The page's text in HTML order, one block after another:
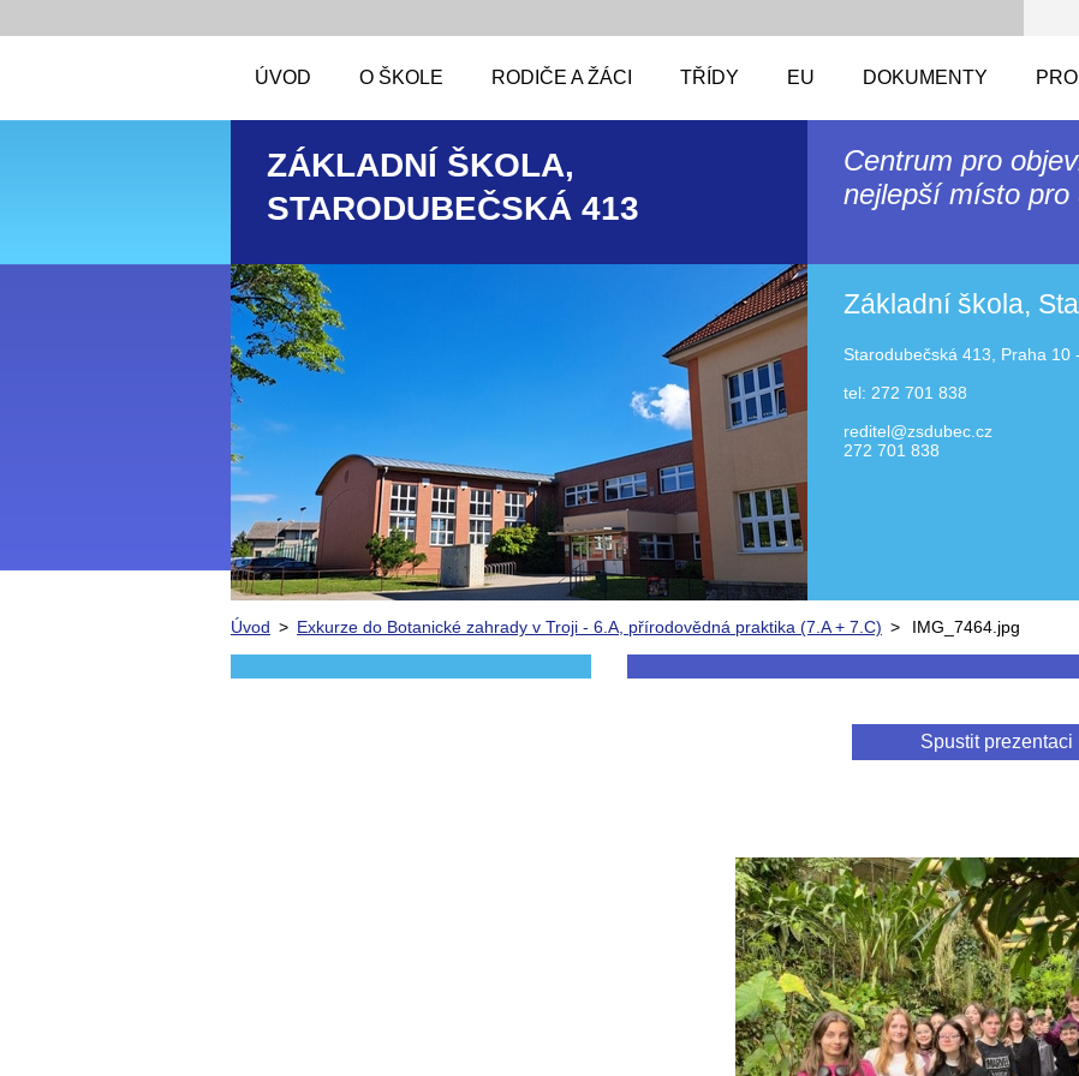
ÚVOD O ŠKOLE RODIČE A ŽÁCI TŘÍDY EU DOKUMENTY
ZÁKLADNÍ ŠKOLA,
STARODUBEČSKÁ 413
Centrum pro
nejlepší místo pro
Základní škola,
Starodubečská 413, Praha 10
tel: 272 701 838
reditel@zsdubec.cz
272 701 838
Úvod > Exkurze do Botanické zahrady v Troji - 6.A, přírodovědná praktika (7.A + 7.C) > IMG_7464.jpg
Spustit prezentaci